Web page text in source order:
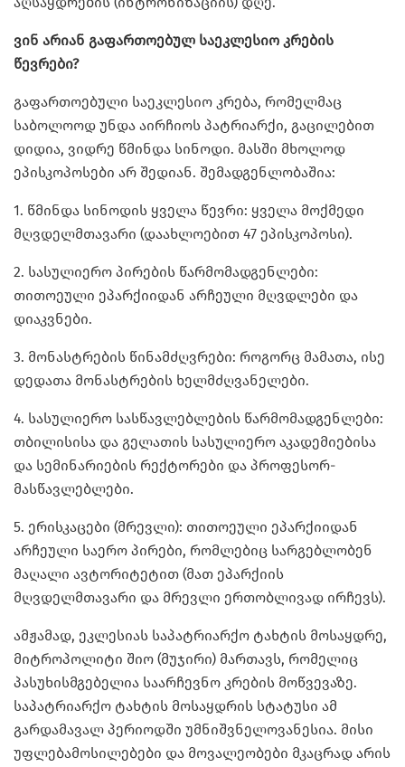
ვინ არიან გაფართოებულ საეკლესიო კრების
წევრები?
გაფართოებული საეკლესიო კრება, რომელმაც
საბოლოოდ უნდა აირჩიოს პატრიარქი, გაცილებით
დიდია, ვიდრე წმინდა სინოდი. მასში მხოლოდ
ეპისკოპოსები არ შედიან. შემადგენლობაშია:
1. წმინდა სინოდის ყველა წევრი: ყველა მოქმედი
მღვდელმთავარი (დაახლოებით 47 ეპისკოპოსი).
2. სასულიერო პირების წარმომადგენლები:
თითოეული ეპარქიიდან არჩეული მღვდლები და
დიაკვნები.
3. მონასტრების წინამძღვრები: როგორც მამათა, ისე
დედათა მონასტრების ხელმძღვანელები.
4. სასულიერო სასწავლებლების წარმომადგენლები:
თბილისისა და გელათის სასულიერო აკადემიებისა
და სემინარიების რექტორები და პროფესორ-
მასწავლებლები.
5. ერისკაცები (მრევლი): თითოეული ეპარქიიდან
არჩეული საერო პირები, რომლებიც სარგებლობენ
მაღალი ავტორიტეტით (მათ ეპარქიის
მღვდელმთავარი და მრევლი ერთობლივად ირჩევს).
ამჟამად, ეკლესიას საპატრიარქო ტახტის მოსაყდრე,
მიტროპოლიტი შიო (მუჯირი) მართავს, რომელიც
პასუხისმგებელია საარჩევნო კრების მოწვევაზე.
საპატრიარქო ტახტის მოსაყდრის სტატუსი ამ
გარდამავალ პერიოდში უმნიშვნელოვანესია. მისი
უფლებამოსილებები და მოვალეობები მკაცრად არის